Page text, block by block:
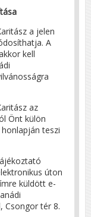
a jelen
A
kell
az
Önt külön
teszi
úton
küldött e-
Csongor tér 8.